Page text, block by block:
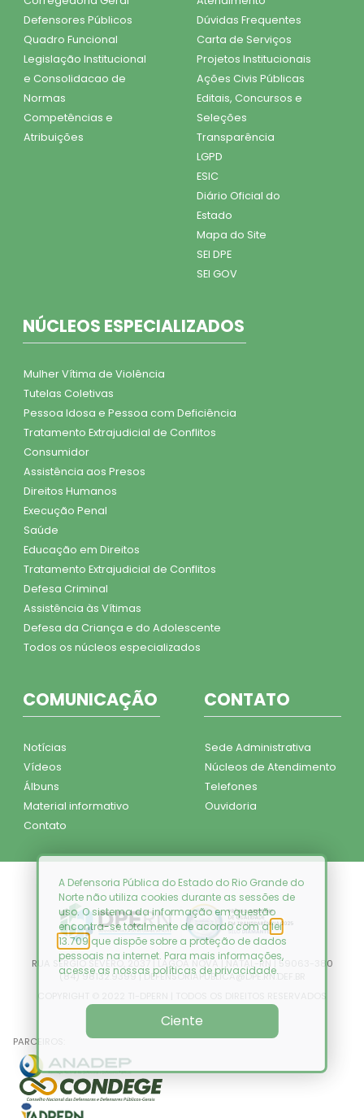
Defensores Públicos
Quadro Funcional
Legislação Institucional
e Consolidacao de
Normas
Competências e
Atribuições
Dúvidas Frequentes
Carta de Serviços
Projetos Institucionais
Ações Civis Públicas
Editais, Concursos e
Seleções
Transparência
LGPD
ESIC
Diário Oficial do
Estado
Mapa do Site
SEI DPE
SEI GOV
NÚCLEOS ESPECIALIZADOS
Mulher Vítima de Violência
Tutelas Coletivas
Pessoa Idosa e Pessoa com Deficiência
Tratamento Extrajudicial de Conflitos
Consumidor
Assistência aos Presos
Direitos Humanos
Execução Penal
Saúde
Educação em Direitos
Tratamento Extrajudicial de Conflitos
Defesa Criminal
Assistência às Vítimas
Defesa da Criança e do Adolescente
Todos os núcleos especializados
COMUNICAÇÃO
Notícias
Vídeos
Álbuns
Material informativo
Contato
CONTATO
Sede Administrativa
Núcleos de Atendimento
Telefones
Ouvidoria
RUA SÉRGIO SEVERO, 2037 | LAGOA NOVA | NATAL-RN | 59063-380
(84) 98132.9399 | DEFENSORIAPUBLICA@DPE.RN.DEF.BR
PARCEIROS:
A Defensoria Pública do Estado do Rio Grande do
Norte não utiliza cookies durante as sessões de
uso. O sistema da informação em questão
encontra-se totalmente de acordo com alei
13.709 que dispõe sobre a proteção de dados
pessoais na internet. Para mais informações,
acesse as nossas políticas de privacidade.
Ciente